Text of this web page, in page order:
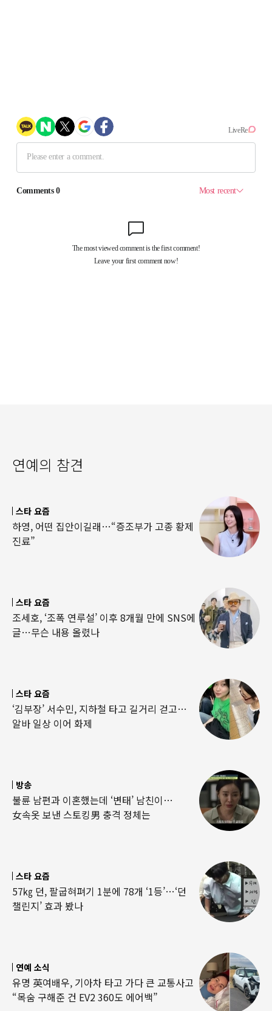
연예의 참견
스타 요즘
하영, 어떤 집안이길래…“증조부가 고종 황제
진료”
스타 요즘
조세호, ‘조폭 연루설’ 이후 8개월 만에 SNS에
글…무슨 내용 올렸나
스타 요즘
‘김부장’ 서수민, 지하철 타고 길거리 걷고…
알바 일상 이어 화제
방송
불륜 남편과 이혼했는데 ‘변태’ 남친이…
女속옷 보낸 스토킹男 충격 정체는
스타 요즘
57㎏ 던, 팔굽혀펴기 1분에 78개 ‘1등’…‘던
챌린지’ 효과 봤나
연예 소식
유명 英여배우, 기아차 타고 가다 큰 교통사고
“목숨 구해준 건 EV2 360도 에어백”